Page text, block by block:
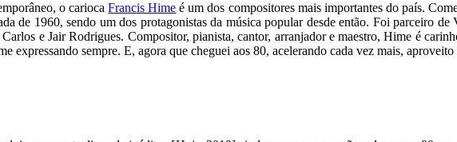
o cariocaFrancis Hime é um dos compositores mais importantes do país.
de 1960, sendo um dos protagonistas da música popular desde então. Foi parceiro
e Jair Rodrigues. Compositor, pianista, cantor, arranjador e maestro, Hime é
expressando sempre. E, agora que cheguei aos 80, acelerando cada vez mais,